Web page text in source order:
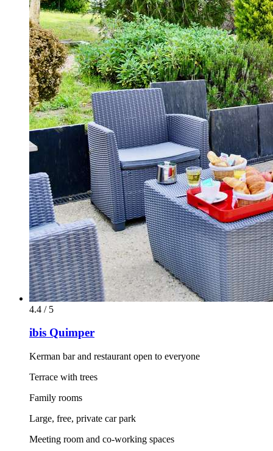
4.4 / 5
ibis Quimper
Kerman bar and restaurant open to everyone
Terrace with trees
Family rooms
Large, free, private car park
Meeting room and co-working spaces